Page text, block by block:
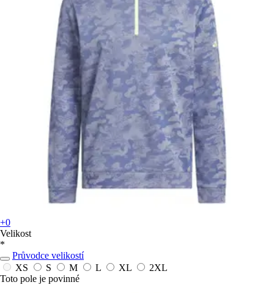
+0
Velikost
*
Průvodce velikostí
XS
S M L XL
2XL
Toto pole je povinné